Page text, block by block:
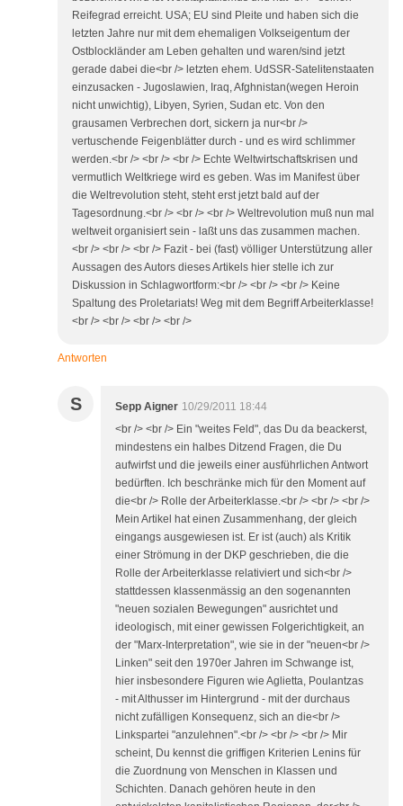
Reifegrad erreicht. USA; EU sind Pleite und haben sich die
letzten Jahre nur mit dem ehemaligen Volkseigentum der
Ostblockländer am Leben gehalten und waren/sind jetzt
gerade dabei die<br /> letzten ehem. UdSSR-Satelitenstaaten
einzusacken - Jugoslawien, Iraq, Afghnistan(wegen Heroin
nicht unwichtig), Libyen, Syrien, Sudan etc. Von den
grausamen Verbrechen dort, sickern ja nur<br />
vertuschende Feigenblätter durch - und es wird schlimmer
werden.<br /> <br /> <br /> Echte Weltwirtschaftskrisen und
vermutlich Weltkriege wird es geben. Was im Manifest über
die Weltrevolution steht, steht erst jetzt bald auf der
Tagesordnung.<br /> <br /> <br /> Weltrevolution muß nun mal
weltweit organisiert sein - laßt uns das zusammen machen.
<br /> <br /> <br /> Fazit - bei (fast) völliger Unterstützung aller
Aussagen des Autors dieses Artikels hier stelle ich zur
Diskussion in Schlagwortform:<br /> <br /> <br /> Keine
Spaltung des Proletariats! Weg mit dem Begriff Arbeiterklasse!
<br /> <br /> <br /> <br />
Antworten
S Sepp Aigner 10/29/2011 18:44
<br /> <br /> Ein "weites Feld", das Du da beackerst,
mindestens ein halbes Ditzend Fragen, die Du
aufwirfst und die jeweils einer ausführlichen Antwort
bedürften. Ich beschränke mich für den Moment auf
die<br /> Rolle der Arbeiterklasse.<br /> <br /> <br />
Mein Artikel hat einen Zusammenhang, der gleich
eingangs ausgewiesen ist. Er ist (auch) als Kritik
einer Strömung in der DKP geschrieben, die die
Rolle der Arbeiterklasse relativiert und sich<br />
stattdessen klassenmässig an den sogenannten
"neuen sozialen Bewegungen" ausrichtet und
ideologisch, mit einer gewissen Folgerichtigkeit, an
der "Marx-Interpretation", wie sie in der "neuen<br />
Linken" seit den 1970er Jahren im Schwange ist,
hier insbesondere Figuren wie Aglietta, Poulantzas
- mit Althusser im Hintergrund - mit der durchaus
nicht zufälligen Konsequenz, sich an die<br />
Linkspartei "anzulehnen".<br /> <br /> <br /> Mir
scheint, Du kennst die griffigen Kriterien Lenins für
die Zuordnung von Menschen in Klassen und
Schichten. Danach gehören heute in den